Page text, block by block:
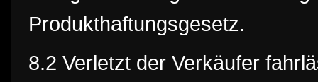
Produkthaftungsgesetz.
8.2 Verletzt der Verkäufer